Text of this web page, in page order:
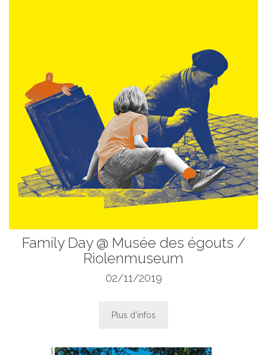
Family Day @ Musée des égouts /
Riolenmuseum
02/11/2019
Plus d'infos